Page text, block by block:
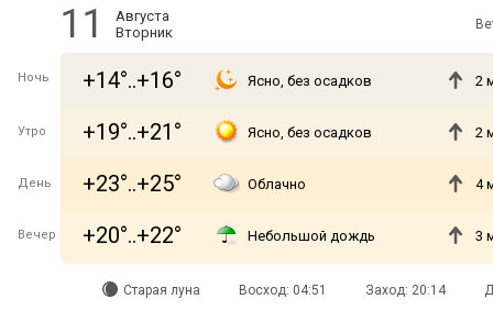
11
Августа
Вторник
Ночь +14°..+16° Ясно, без осадков 2
Утро +19°..+21° Ясно, без осадков 2
День +23°..+25° Облачно 4
Вечер +20°..+22° Небольшой дождь 3
Старая луна Восход: 04:51 Заход: 20:14